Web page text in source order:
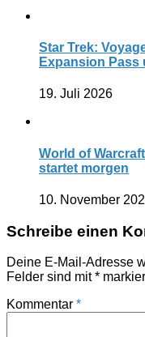
Star Trek:
Expansion Pass
19. Juli 2026
World of
startet morgen
10. November
Schreibe einen
Deine E-Mail-Adresse
Felder sind mit*
Kommentar *